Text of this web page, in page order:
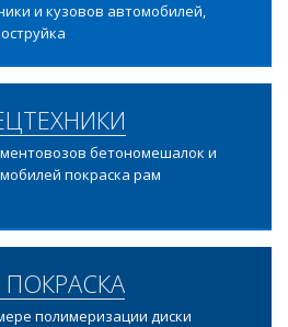
и кузовов автомобилей,
бетономешалок и
покраска рам
полимеризации диски